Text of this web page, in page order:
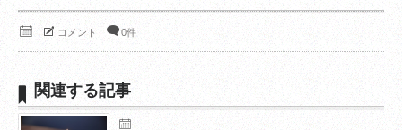
コメント 0件
関連する記事